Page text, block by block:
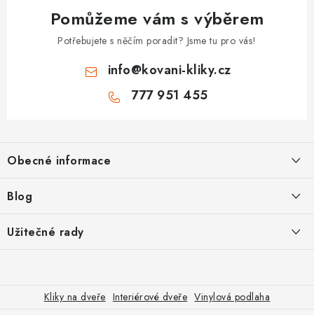
Pomůžeme vám s výběrem
Potřebujete s něčím poradit? Jsme tu pro vás!
info@kovani-kliky.cz
777 951 455
p
a
Obecné informace
OP
Poštovné
Blog
Odolné kliky pro zátěžové prostory
Užitečné rady
Jak vybrat bezpečnostní kliku
Kliky na dveře Interiérové dveře Vinylová podlaha